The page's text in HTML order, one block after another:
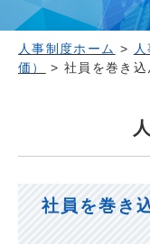
人事制度ホーム >
価）
> 社員を巻き
社員を巻き